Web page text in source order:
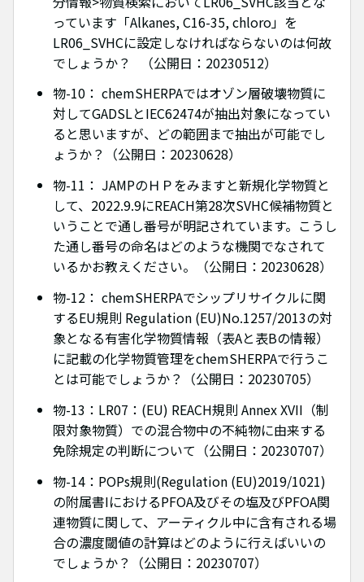
っています「Alkanes, C16-35, chloro」を
LR06_SVHCに設定しなければならないのは何故
でしょうか？ （公開日：20230512）
物-10： chemSHERPAではオゾン層破壊物質に
対してGADSLとIEC62474が抽出対象になってい
ると思いますが、どの範囲まで抽出が可能でし
ょうか？（公開日：20230628）
物-11： JAMPのＨＰをみますと新規化学物質と
して、2022.9.9にREACH第28次SVHC候補物質と
いうことで通し番号が明記されています。こうし
た通し番号の命名はどのような機関でなされて
いるかお教えください。（公開日：20230628）
物-12： chemSHERPAでシップリサイクルに関
するEU規則 Regulation (EU)No.1257/2013の対
象となる有害化学物質情報（表Aと表Bの情報）
に記載の化学物質管理をchemSHERPAで行うこ
とは可能でしょうか？（公開日：20230705）
物-13：LR07：(EU) REACH規則 Annex XVII（制
限対象物質）での混合物中の不純物に由来する
免除規定の判断について（公開日：20230707）
物-14：POPs規則(Regulation (EU)2019/1021)
の附属書IにおけるPFOA及びその塩及びPFOA関
連物質に関して、アーティクル中に含有される場
合の濃度閾値の計算はどのように行えばいいの
でしょうか？（公開日：20230707）